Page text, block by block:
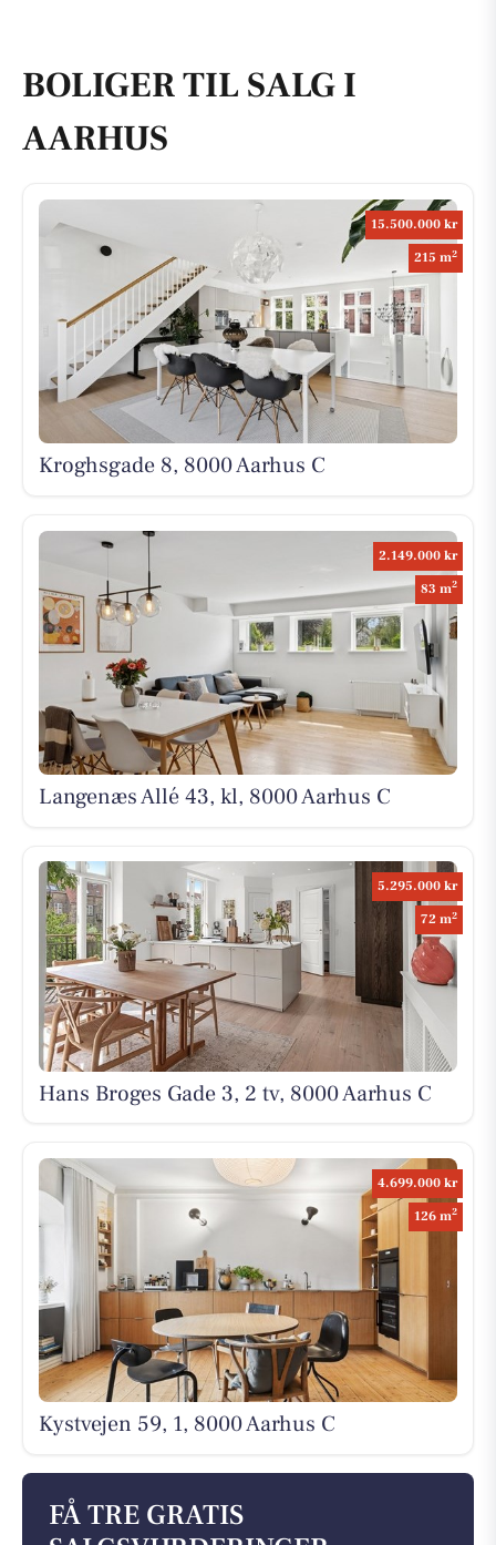
BOLIGER TIL SALG I
AARHUS
15.500.000 kr
215 m2
Kroghsgade 8, 8000 Aarhus C
2.149.000 kr
83 m2
Langenæs Allé 43, kl, 8000 Aarhus C
5.295.000 kr
72 m2
Hans Broges Gade 3, 2 tv, 8000 Aarhus C
4.699.000 kr
126 m2
Kystvejen 59, 1, 8000 Aarhus C
FÅ TRE GRATIS